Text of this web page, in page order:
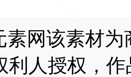
素网该素材
利人授权，